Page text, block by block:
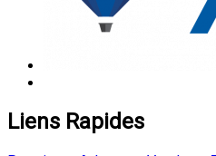
Liens Rapides